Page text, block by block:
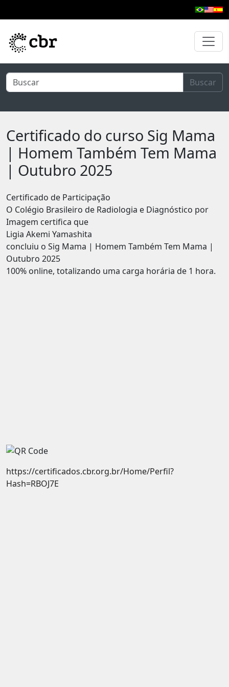
Buscar
Certificado do curso Sig Mama
| Homem Também Tem Mama
| Outubro 2025
Certificado de Participação
O Colégio Brasileiro de Radiologia e Diagnóstico por
Imagem certifica que
Ligia Akemi Yamashita
concluiu o Sig Mama | Homem Também Tem Mama |
Outubro 2025
100% online, totalizando uma carga horária de 1 hora.
https://certificados.cbr.org.br/Home/Perfil?
Hash=RBOJ7E